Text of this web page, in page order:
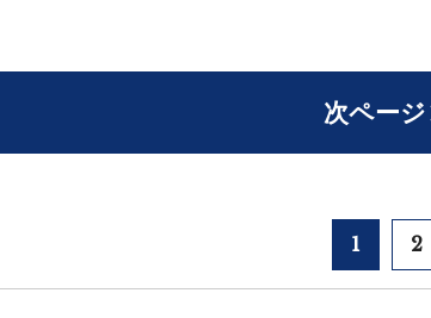
次ページ
1 2